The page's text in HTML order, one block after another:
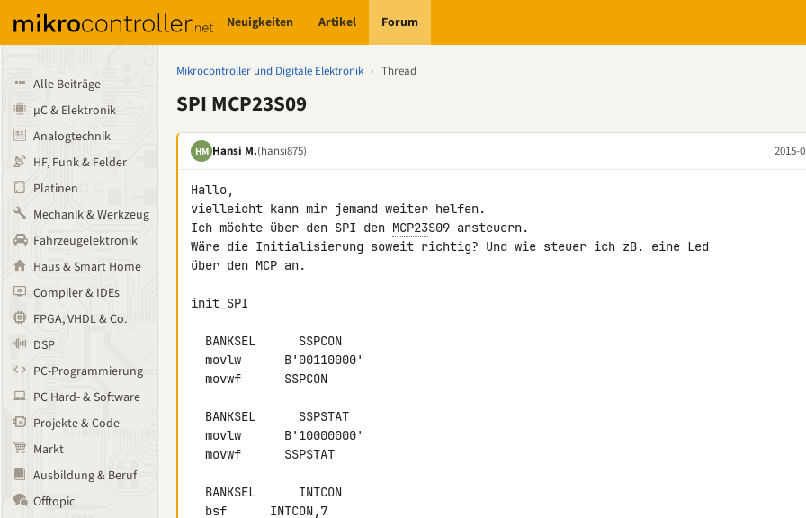
Neuigkeiten Artikel Forum
Alle Beiträge
µC & Elektronik
Analogtechnik
HF, Funk & Felder
Platinen
Mechanik & Werkzeug
Fahrzeugelektronik
Haus & Smart Home
Compiler & IDEs
FPGA, VHDL & Co.
DSP
PC-Programmierung
PC Hard- & Software
Projekte & Code
Markt
Ausbildung & Beruf
Offtopic
Mikrocontroller und Digitale Elektronik › Thread
SPI MCP23S09
HM Hansi M.(hansi875) 2015-
Hallo,
vielleicht kann mir jemand weiter helfen.
Ich möchte über den SPI den MCP23S09 ansteuern.
Wäre die Initialisierung soweit richtig? Und wie steuer ich zB. eine Led
über den MCP an.
init_SPI